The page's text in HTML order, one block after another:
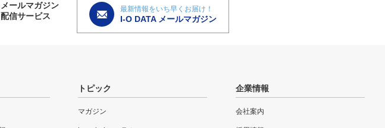
メールマガジン
配信サービス
最新情報をいち早くお届け！
I-O DATA メールマガジン
トピック
マガジン
企業情報
会社案内